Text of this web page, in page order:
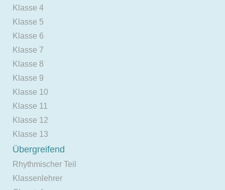
Klasse 4
Klasse 5
Klasse 6
Klasse 7
Klasse 8
Klasse 9
Klasse 10
Klasse 11
Klasse 12
Klasse 13
Übergreifend
Rhythmischer Teil
Klassenlehrer